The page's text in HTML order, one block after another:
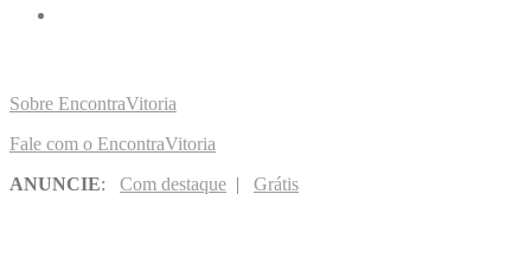
Sobre EncontraVitoria
Fale com o EncontraVitoria
ANUNCIE: Com destaque | Grátis